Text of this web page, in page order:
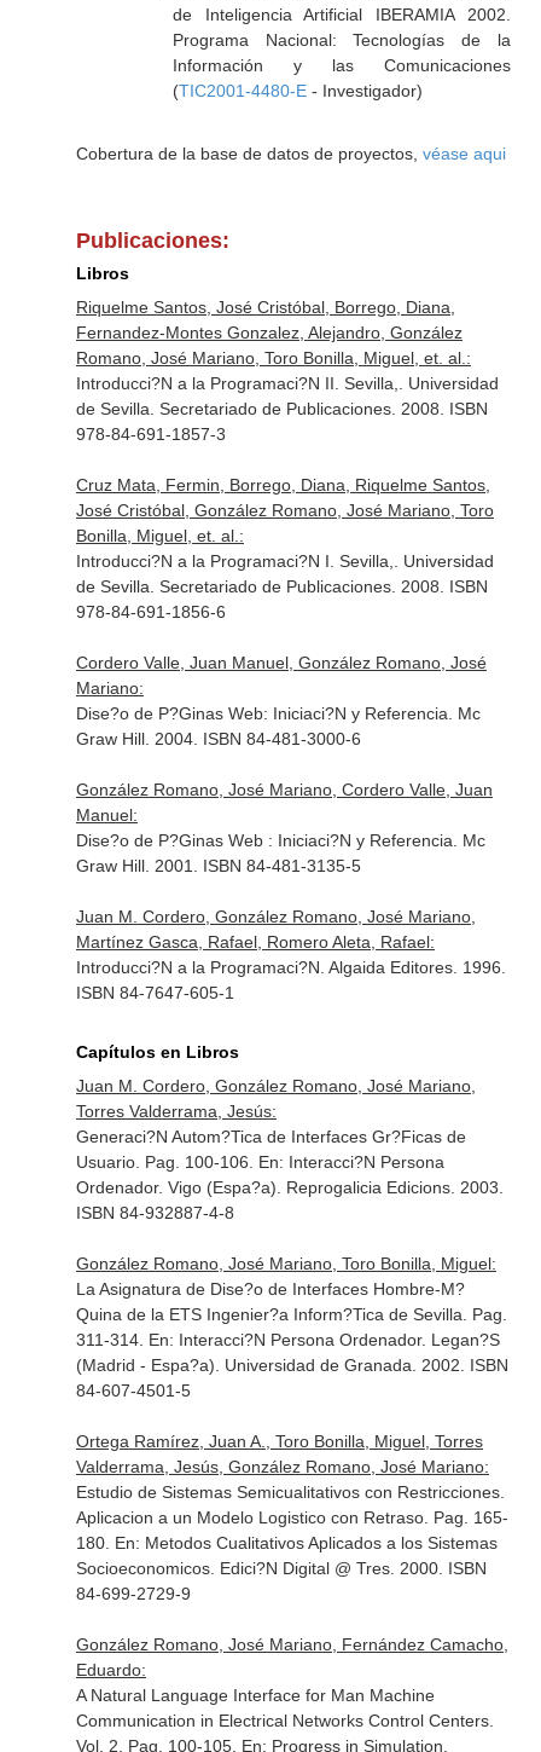
de Inteligencia Artificial IBERAMIA 2002.
Programa Nacional: Tecnologías de la
Información y las Comunicaciones
(TIC2001-4480-E- Investigador)
Cobertura de la base de datos de proyectos, véase aqui
Publicaciones:
Libros
Riquelme Santos, José Cristóbal, Borrego, Diana,
Fernandez-Montes Gonzalez, Alejandro, González
Romano, José Mariano, Toro Bonilla, Miguel, et. al.:
Introducci?N a la Programaci?N II. Sevilla,. Universidad
de Sevilla. Secretariado de Publicaciones. 2008. ISBN
978-84-691-1857-3
Cruz Mata, Fermin, Borrego, Diana, Riquelme Santos,
José Cristóbal, González Romano, José Mariano, Toro
Bonilla, Miguel, et. al.:
Introducci?N a la Programaci?N I. Sevilla,. Universidad
de Sevilla. Secretariado de Publicaciones. 2008. ISBN
978-84-691-1856-6
Cordero Valle, Juan Manuel, González Romano, José
Mariano:
Dise?o de P?Ginas Web: Iniciaci?N y Referencia. Mc
Graw Hill. 2004. ISBN 84-481-3000-6
González Romano, José Mariano, Cordero Valle, Juan
Manuel:
Dise?o de P?Ginas Web : Iniciaci?N y Referencia. Mc
Graw Hill. 2001. ISBN 84-481-3135-5
Juan M. Cordero, González Romano, José Mariano,
Martínez Gasca, Rafael, Romero Aleta, Rafael:
Introducci?N a la Programaci?N. Algaida Editores. 1996.
ISBN 84-7647-605-1
Capítulos en Libros
Juan M. Cordero, González Romano, José Mariano,
Torres Valderrama, Jesús:
Generaci?N Autom?Tica de Interfaces Gr?Ficas de
Usuario. Pag. 100-106. En: Interacci?N Persona
Ordenador. Vigo (Espa?a). Reprogalicia Edicions. 2003.
ISBN 84-932887-4-8
González Romano, José Mariano, Toro Bonilla, Miguel:
La Asignatura de Dise?o de Interfaces Hombre-M?
Quina de la ETS Ingenier?a Inform?Tica de Sevilla. Pag.
311-314. En: Interacci?N Persona Ordenador. Legan?S
(Madrid - Espa?a). Universidad de Granada. 2002. ISBN
84-607-4501-5
Ortega Ramírez, Juan A., Toro Bonilla, Miguel, Torres
Valderrama, Jesús, González Romano, José Mariano:
Estudio de Sistemas Semicualitativos con Restricciones.
Aplicacion a un Modelo Logistico con Retraso. Pag. 165-
180. En: Metodos Cualitativos Aplicados a los Sistemas
Socioeconomicos. Edici?N Digital @ Tres. 2000. ISBN
84-699-2729-9
González Romano, José Mariano, Fernández Camacho,
Eduardo:
A Natural Language Interface for Man Machine
Communication in Electrical Networks Control Centers.
Vol. 2. Pag. 100-105. En: Progress in Simulation,